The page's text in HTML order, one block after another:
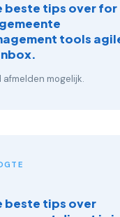
beste tips over for
tools
afmelden mogelijk.
beste tips over